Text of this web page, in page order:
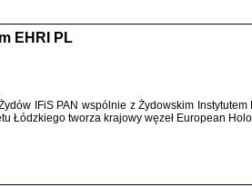
SZCZĘŚCIE
Losy kobiet
EHRI PL
IFiS PAN wspólnie z Żydowskim
Łódzkiego tworza krajowy węzeł European